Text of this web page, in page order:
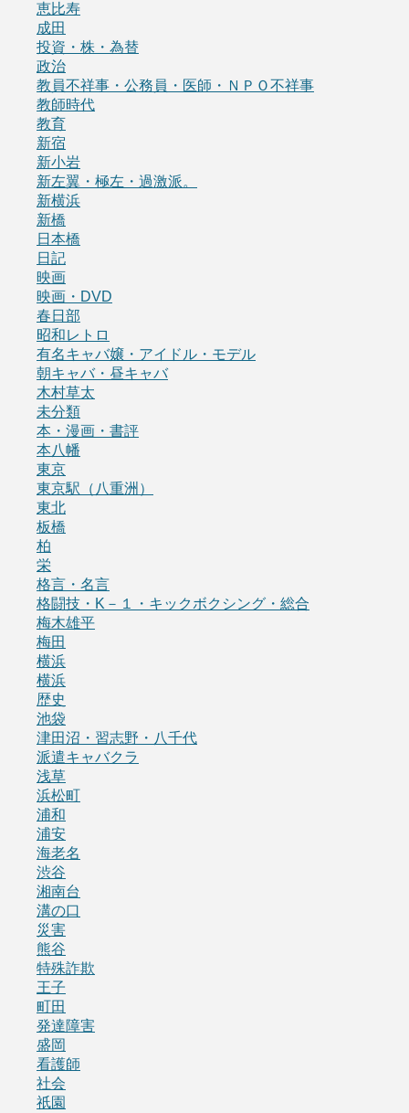
恵比寿
成田
投資・株・為替
政治
教員不祥事・公務員・医師・ＮＰＯ不祥事
教師時代
教育
新宿
新小岩
新左翼・極左・過激派。
新横浜
新橋
日本橋
日記
映画
映画・DVD
春日部
昭和レトロ
有名キャバ嬢・アイドル・モデル
朝キャバ・昼キャバ
木村草太
未分類
本・漫画・書評
本八幡
東京
東京駅（八重洲）
東北
板橋
柏
栄
格言・名言
格闘技・K－１・キックボクシング・総合
梅木雄平
梅田
横浜
横浜
歴史
池袋
津田沼・習志野・八千代
派遣キャバクラ
浅草
浜松町
浦和
浦安
海老名
渋谷
湘南台
溝の口
災害
熊谷
特殊詐欺
王子
町田
発達障害
盛岡
看護師
社会
祇園